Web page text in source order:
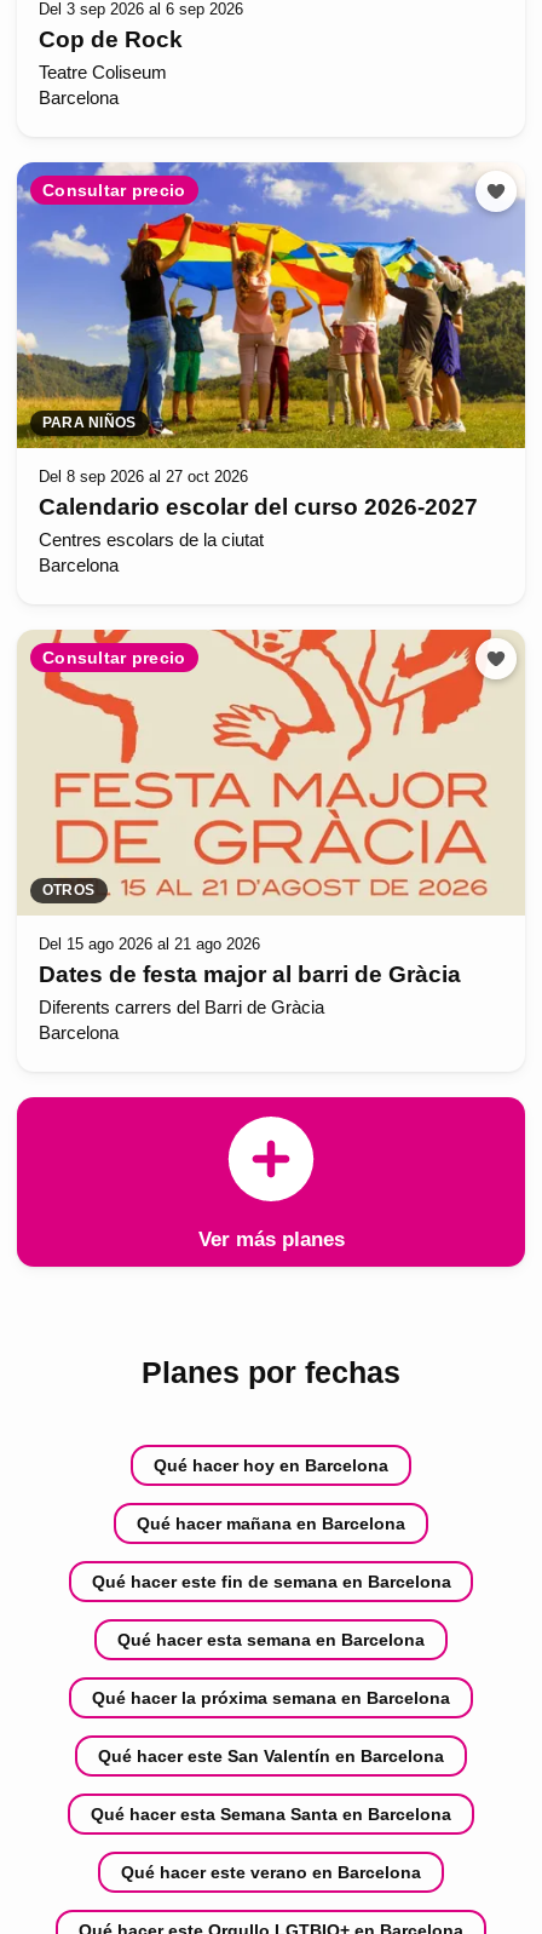
Del 3 sep 2026 al 6 sep 2026
Cop de Rock
Teatre Coliseum
Barcelona
Consultar precio
PARA NIÑOS
Del 8 sep 2026 al 27 oct 2026
Calendario escolar del curso 2026-2027
Centres escolars de la ciutat
Barcelona
Consultar precio
OTROS
Del 15 ago 2026 al 21 ago 2026
Dates de festa major al barri de Gràcia
Diferents carrers del Barri de Gràcia
Barcelona
Ver más planes
Planes por fechas
Qué hacer hoy en Barcelona
Qué hacer mañana en Barcelona
Qué hacer este fin de semana en Barcelona
Qué hacer esta semana en Barcelona
Qué hacer la próxima semana en Barcelona
Qué hacer este San Valentín en Barcelona
Qué hacer esta Semana Santa en Barcelona
Qué hacer este verano en Barcelona
Qué hacer este Orgullo LGTBIQ+ en Barcelona